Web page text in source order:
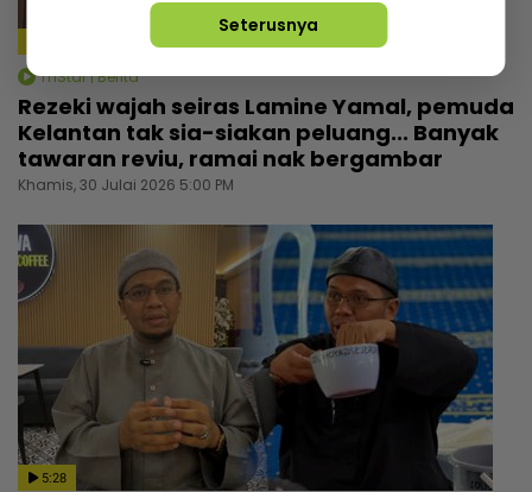
mStar | Berita
Rezeki wajah seiras Lamine Yamal, pemuda
Kelantan tak sia-siakan peluang... Banyak
tawaran reviu, ramai nak bergambar
Khamis, 30 Julai 2026 5:00 PM
5:28
Seterusnya